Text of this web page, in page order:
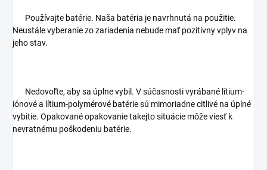
Používajte batérie. Naša batéria je navrhnutá na použitie.
Neustále vyberanie zo zariadenia nebude mať pozitívny vplyv na
jeho stav.
Nedovoľte, aby sa úplne vybil. V súčasnosti vyrábané lítium-
iónové a lítium-polymérové batérie sú mimoriadne citlivé na úplné
vybitie. Opakované opakovanie takejto situácie môže viesť k
nevratnému poškodeniu batérie.